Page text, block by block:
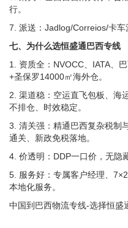
行。
7. 派送：Jadlog/Correios/卡车
七、为什么选恒盛通巴西专线
1. 资质全：NVOCC、IATA、
+圣保罗14000㎡海外仓。
2. 渠道稳：空运直飞包板、海
不排仓、时效稳定。
3. 清关强：精通巴西复杂税制
通关、新政免税落地。
4. 价透明：DDP一口价，无隐
5. 服务好：专属客户经理、
本地化服务。
中国到巴西物流专线-选择恒盛